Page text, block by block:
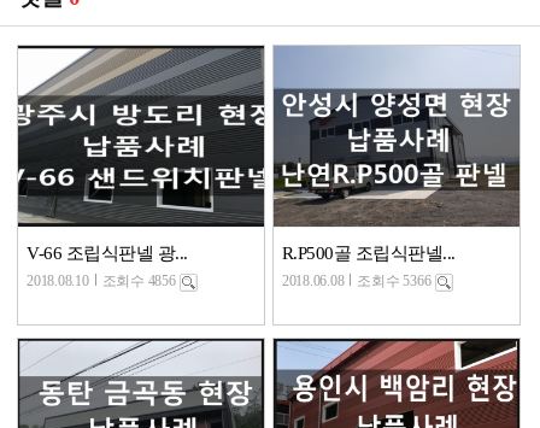
V-66 조립식판넬 광...
2018.08.10 조회수 4856
R.P500골 조립식판넬...
2018.06.08 조회수 5366